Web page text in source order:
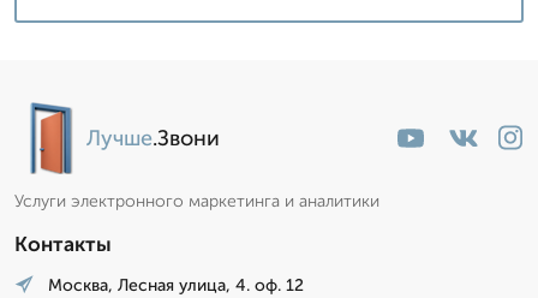
Лучше.Звони
Услуги электронного маркетинга и аналитики
Контакты
Москва, Лесная улица, 4. оф. 12